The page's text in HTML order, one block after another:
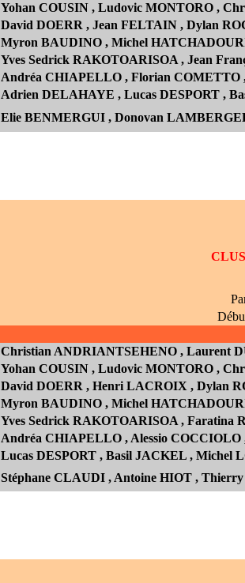
Yohan COUSIN , Ludovic MONTORO ,
David DOERR , Jean FELTAIN , Dylan
Myron BAUDINO , Michel
Yves Sedrick RAKOTOARISOA , Jean Fran
Andréa CHIAPELLO , Florian COMETTO
Adrien DELAHAYE , Lucas DESPORT ,
Elie BENMERGUI , Donovan
Christian ANDRIANTSEHENO , Laurent
Yohan COUSIN , Ludovic MONTORO ,
David DOERR , Henri LACROIX , Dylan
Myron BAUDINO , Michel
Yves Sedrick RAKOTOARISOA , Faratina
Andréa CHIAPELLO , Alessio
Lucas DESPORT , Basil JACKEL , Michel
Stéphane CLAUDI , Antoine HIOT ,